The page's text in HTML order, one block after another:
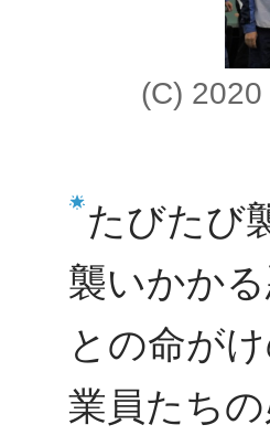
(C)
たびたび
襲いかか
との命が
業員たち